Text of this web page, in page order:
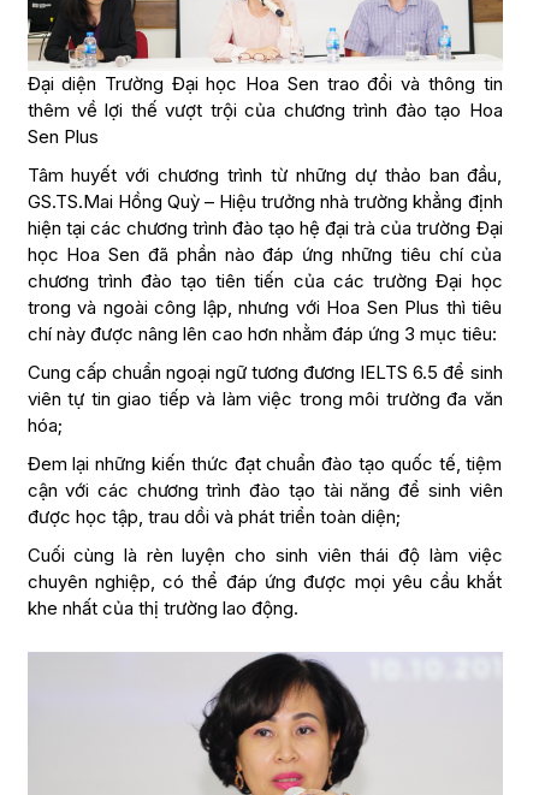
Đại diện Trường Đại học Hoa Sen trao đổi và thông tin
thêm về lợi thế vượt trội của chương trình đào tạo Hoa
Sen Plus
Tâm huyết với chương trình từ những dự thảo ban đầu,
GS.TS.Mai Hồng Quỳ – Hiệu trưởng nhà trường khẳng định
hiện tại các chương trình đào tạo hệ đại trà của trường Đại
học Hoa Sen đã phần nào đáp ứng những tiêu chí của
chương trình đào tạo tiên tiến của các trường Đại học
trong và ngoài công lập, nhưng với Hoa Sen Plus thì tiêu
chí này được nâng lên cao hơn nhằm đáp ứng 3 mục tiêu:
Cung cấp chuẩn ngoại ngữ tương đương IELTS 6.5 để sinh
viên tự tin giao tiếp và làm việc trong môi trường đa văn
hóa;
Đem lại những kiến thức đạt chuẩn đào tạo quốc tế, tiệm
cận với các chương trình đào tạo tài năng để sinh viên
được học tập, trau dồi và phát triển toàn diện;
Cuối cùng là rèn luyện cho sinh viên thái độ làm việc
chuyên nghiệp, có thể đáp ứng được mọi yêu cầu khắt
khe nhất của thị trường lao động.